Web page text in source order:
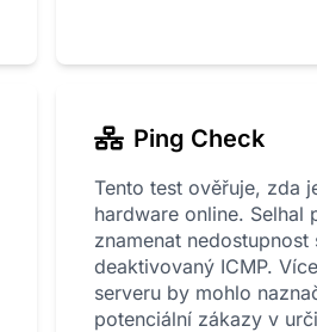
Ping Check
Tento test ověřuje, zda
hardware online. Selhal
znamenat nedostupnost
deaktivovaný ICMP.
serveru by mohlo
potenciální zákazy v